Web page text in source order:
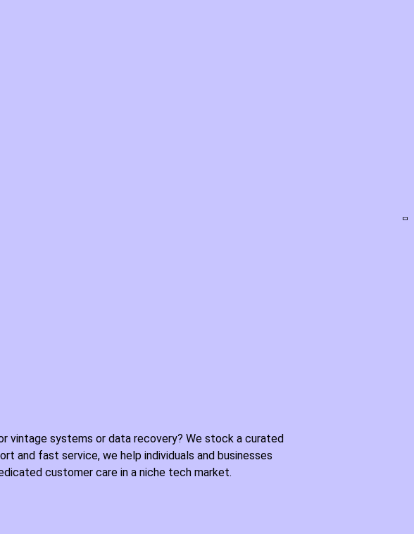
vintage systems or data recovery? We stock a curated
and fast service, we help individuals and businesses
customer care in a niche tech market.